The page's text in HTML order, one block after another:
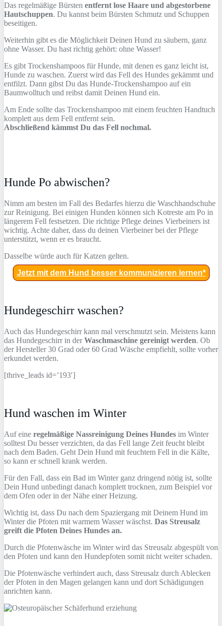
Das regelmäßige Bürsten entfernt lose Haare und abgestorbene
Hautschuppen. Du kannst beim Bürsten Schmutz und Schuppen
beseitigen.
Weiterhin gibt es die Möglichkeit Deinen Hund zu säubern, ganz
ohne Wasser. Du hast richtig gehört: ohne Wasser!
Es gibt Trockenshampoos für Hunde, mit denen es ganz leicht ist,
Hunde zu waschen. Zuerst wird das Fell des Hundes gekämmt und
entfilzt. Dann gibst Du das Hunde-Trockenshampoo auf ein
Baumwolltuch und reibst damit Deinen Hund ein.
Am Ende sollte das Trockenshampoo mit einem feuchten Handtuch
komplett aus dem Fell entfernt sein.
Abschließend kämmst Du das Fell nochmal.
Hunde Po abwischen?
Nimm am besten im Fall des Bedarfes hierzu die Waschhandschuhe
zur Reinigung. Bei einigen Hunden können sich Kotreste am Po in
längerem Fell festsetzen. Die richtige Pflege deines Vierbeiners ist
wichtig. Achte daher, dass du deinen Vierbeiner bei der Pflege
unterstützt, wenn er es braucht.
Dasselbe würde auch für Katzen gelten.
Jetzt mit dem Hund besser kommunizieren lernen*
Hundegeschirr waschen?
Auch das Hundegeschirr kann mal verschmutzt sein. Meistens kann
das Hundegeschirr in derWaschmaschine gereinigt werden. Ob
der Hersteller 30 Grad oder 60 Grad Wäsche empfiehlt, sollte vorher
erkundet werden.
[thrive_leads id=’193′]
Hund waschen im Winter
Auf eine regelmäßige Nassreinigung Deines Hundes im Winter
solltest Du besser verzichten, da das Fell lange Zeit feucht bleibt
nach dem Baden. Geht Dein Hund mit feuchtem Fell in die Kälte,
so kann er schnell krank werden.
Für den Fall, dass ein Bad im Winter ganz dringend nötig ist, sollte
Dein Hund unbedingt danach komplett trocknen, zum Beispiel vor
dem Ofen oder in der Nähe einer Heizung.
Wichtig ist, dass Du nach dem Spaziergang mit Deinem Hund im
Winter die Pfoten mit warmem Wasser wäschst. Das Streusalz
greift die Pfoten Deines Hundes an.
Durch die Pfotenwäsche im Winter wird das Streusalz abgespült von
den Pfoten und kann den Hundepfoten somit nicht weiter schaden.
Die Pfotenwäsche verhindert auch, dass Streusalz durch Ablecken
der Pfoten in den Magen gelangen kann und dort Schädigungen
anrichten kann.